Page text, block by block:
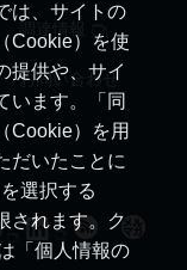
は、サイトの
Cookie）を使
提供や、サイ
います。「同
Cookie）を用
だいたことに
選択する
されます。ク
「個人情報の
お問い合わせ